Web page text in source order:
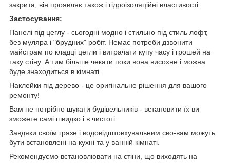
закрита, він проявляє також і гідроізоляційні властивості.
Застосування:
Панелі під цеглу - сьогодні модно і стильно під стиль лофт,
без муляра і "брудних" робіт. Немає потреби дзвонити
майстрам по кладці цегли і витрачати купу часу і грошей на
таку стіну. А тим більше чекати поки вона висохне і можна
буде знаходиться в кімнаті.
Наклейки під дерево - це оригінальне рішення для вашого
ремонту!
Вам не потрібно шукати будівельників - встановити їх ви
зможете самі швидко і в чистоті.
Завдяки своїм грязе і водовідштовхувальним сво-вам можуть
бути встановлені на кухні та у ванній кімнаті.
Рекомендуємо встановлювати на стіни, що виходять на